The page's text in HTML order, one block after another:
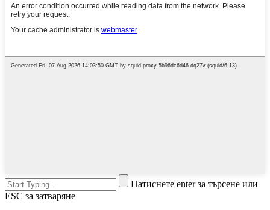
Натиснете enter за търсене или
ESC за затваряне